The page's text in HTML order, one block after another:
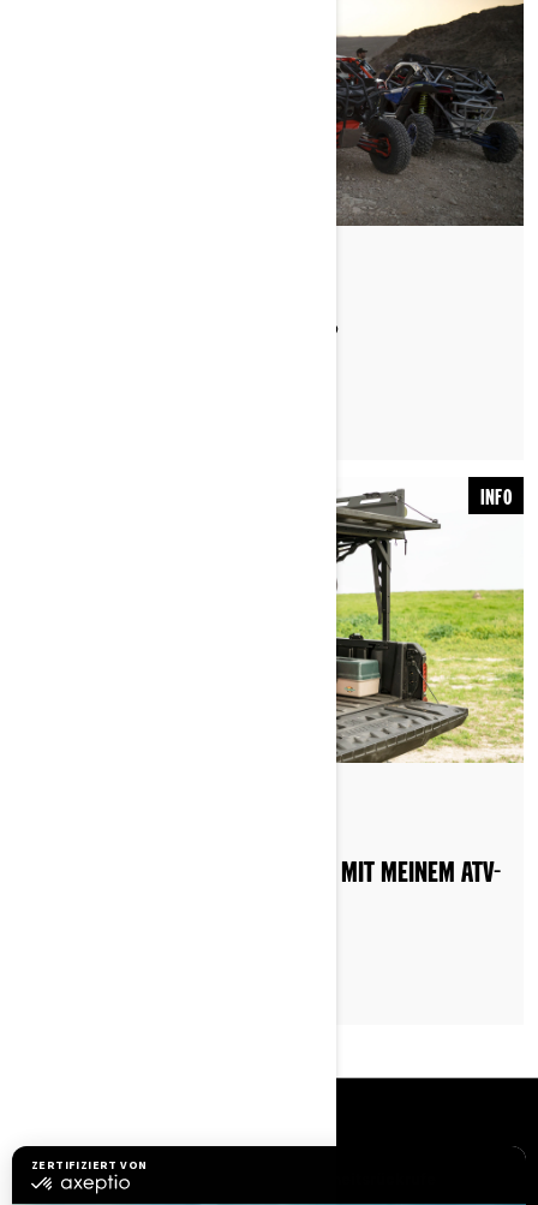
WAS SIND DIE D.E.S.S. SCHLÜSSEL?
INFO
WELCHE BENZINSORTE SOLLTE ICH MIT MEINEM ATV-
Brauchen Sie Hilfe